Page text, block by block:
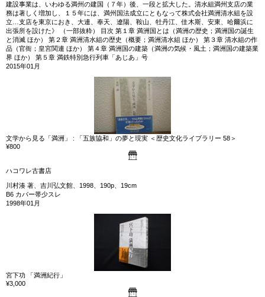
建設事業は、いわゆる満州の建国（７年）後、一段と拡大した。清水組満州支店の業
務は著しく増加し、１５年には、満州国法成立にともなって株式会社満洲清水組を設
立…支店を東京におき、大連、奉天、遼陽、鞍山、牡丹江、佳木斯、安東、哈爾浜に
出張所を設けた》 （一部抜粋） 目次 第１章 満洲国とは（満洲の歴史；満洲国の誕生
と消滅 ほか） 第２章 満洲清水組の歴史（概要；満洲清水組 ほか） 第３章 清水組の作
品（官衙；皇宮関連 ほか） 第４章 満洲国の建築（満洲の気候・風土；満洲国の建築業
界 ほか） 第５章 満鉄特別急行列車「あじあ」号
2015年01月
文学から見る「満洲」 : 「五族協和」の夢と現実 ＜歴史文化ライブラリー 58＞
¥800
ハコワレ古書店
川村湊 著、吉川弘文館、1998、190p、19cm
B6 カバー帯少スレ
1998年01月
宮下功 「満洲紀行」
¥3,000